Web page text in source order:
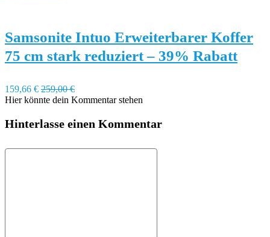
Samsonite Intuo Erweiterbarer Koffer
75 cm stark reduziert – 39% Rabatt
159,66 € 259,00 €
Hier könnte dein Kommentar stehen
Hinterlasse einen Kommentar